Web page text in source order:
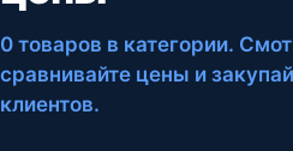
0 товаров в категории.
сравнивайте цены и
клиентов.